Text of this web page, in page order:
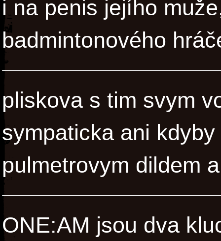
i na penis jejího
badmintonového
pliskova s tim svym
sympaticka ani
pulmetrovym dildem
ONE:AM jsou dva